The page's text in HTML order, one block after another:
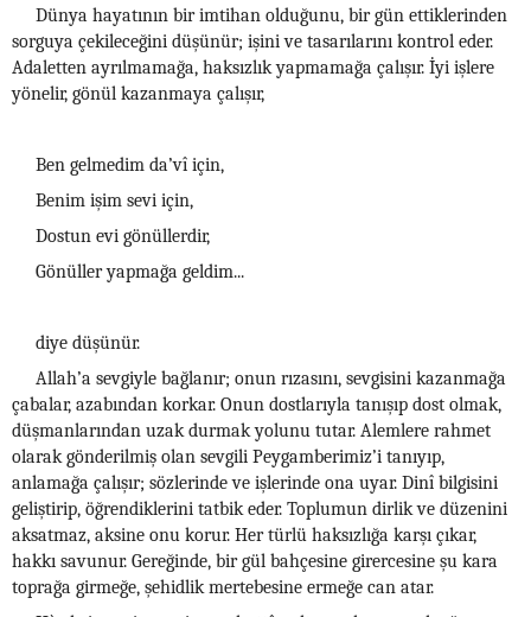
Dünya hayatının bir imtihan olduğunu, bir gün ettiklerinden
sorguya çekileceğini düşünür; işini ve tasarılarını kontrol eder.
Adaletten ayrılmamağa, haksızlık yapmamağa çalışır. İyi işlere
yönelir, gönül kazanmaya çalışır,
Ben gelmedim da’vî için,
Benim işim sevi için,
Dostun evi gönüllerdir,
Gönüller yapmağa geldim...
diye düşünür.
Allah’a sevgiyle bağlanır; onun rızasını, sevgisini kazanmağa
çabalar, azabından korkar. Onun dostlarıyla tanışıp dost olmak,
düşmanlarından uzak durmak yolunu tutar. Alemlere rahmet
olarak gönderilmiş olan sevgili Peygamberimiz’i tanıyıp,
anlamağa çalışır; sözlerinde ve işlerinde ona uyar. Dinî bilgisini
geliştirip, öğrendiklerini tatbik eder. Toplumun dirlik ve düzenini
aksatmaz, aksine onu korur. Her türlü haksızlığa karşı çıkar,
hakkı savunur. Gereğinde, bir gül bahçesine girercesine şu kara
toprağa girmeğe, şehidlik mertebesine ermeğe can atar.